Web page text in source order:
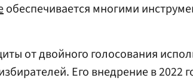
обеспечивается многими
от двойного голосования
Его внедрение в 2022